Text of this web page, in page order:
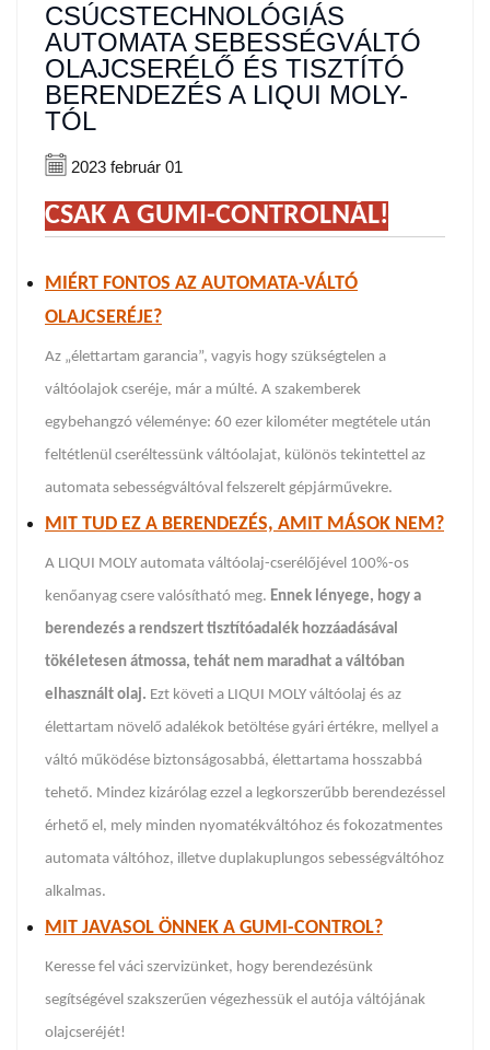
CSÚCSTECHNOLÓGIÁS
AUTOMATA SEBESSÉGVÁLTÓ
OLAJCSERÉLŐ ÉS TISZTÍTÓ
BERENDEZÉS A LIQUI MOLY-
TÓL
2023 február 01
CSAK A GUMI-CONTROLNÁL!
MIÉRT FONTOS AZ AUTOMATA-VÁLTÓ
OLAJCSERÉJE?
Az „élettartam garancia”, vagyis hogy szükségtelen a
váltóolajok cseréje, már a múlté. A szakemberek
egybehangzó véleménye: 60 ezer kilométer megtétele után
feltétlenül cseréltessünk váltóolajat, különös tekintettel az
automata sebességváltóval felszerelt gépjárművekre.
MIT TUD EZ A BERENDEZÉS, AMIT MÁSOK NEM?
A LIQUI MOLY automata váltóolaj-cserélőjével 100%-os
kenőanyag csere valósítható meg. Ennek lényege, hogy a
berendezés a rendszert tisztítóadalék hozzáadásával
tökéletesen átmossa, tehát nem maradhat a váltóban
elhasznált olaj. Ezt követi a LIQUI MOLY váltóolaj és az
élettartam növelő adalékok betöltése gyári értékre, mellyel a
váltó működése biztonságosabbá, élettartama hosszabbá
tehető. Mindez kizárólag ezzel a legkorszerűbb berendezéssel
érhető el, mely minden nyomatékváltóhoz és fokozatmentes
automata váltóhoz, illetve duplakuplungos sebességváltóhoz
alkalmas.
MIT JAVASOL ÖNNEK A GUMI-CONTROL?
Keresse fel váci szervizünket, hogy berendezésünk
segítségével szakszerűen végezhessük el autója váltójának
olajcseréjét!